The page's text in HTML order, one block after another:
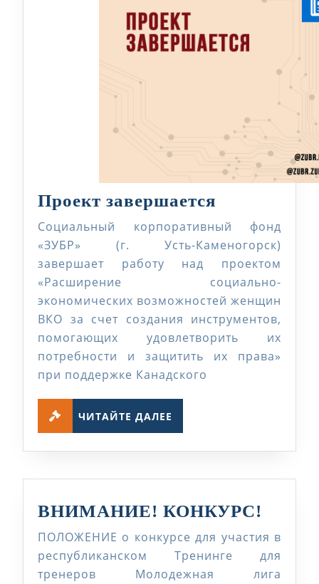
Проект завершается
Социальный корпоративный фонд
«ЗУБР» (г. Усть-Каменогорск)
завершает работу над проектом
«Расширение социально-
экономических возможностей женщин
ВКО за счет создания инструментов,
помогающих удовлетворить их
потребности и защитить их права»
при поддержке Канадского
ЧИТАЙТЕ ДАЛЕЕ
ВНИМАНИЕ! КОНКУРС!
ПОЛОЖЕНИЕ о конкурсе для участия в
республиканском Тренинге для
тренеров Молодежная лига